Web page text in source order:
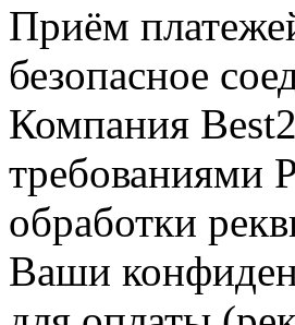
Приём
безопасное
Компания
требованиями
обработки
Ваши